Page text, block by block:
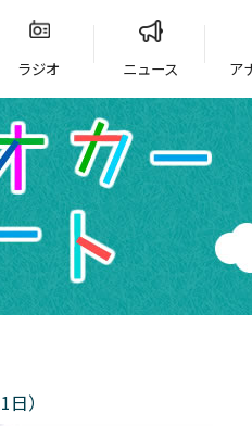
ラジオ ニュース ア
）